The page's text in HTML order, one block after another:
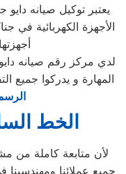
يعتبر توكيل صيانه
الأجهزة الكهربائية
لدي مركز رقم صيانه
المهارة و يدركوا جميع
الخط
لأن متابعة كاملة من
جميع عملائنا